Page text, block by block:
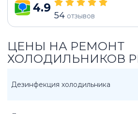
4.9
54 отзывов
ЦЕНЫ НА РЕМОНТ
ХОЛОДИЛЬНИКОВ
Дезинфекция холодильника